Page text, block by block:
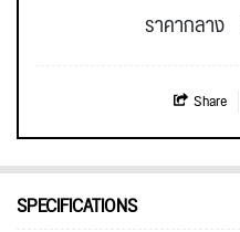
ราคากลาง
Share
SPECIFICATIONS